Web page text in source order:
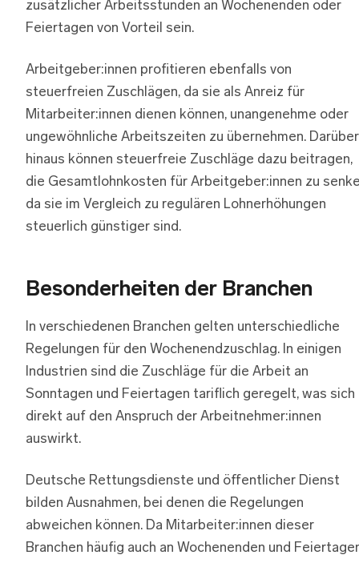
zusätzlicher Arbeitsstunden an Wochenenden oder
Feiertagen von Vorteil sein.
Arbeitgeber:innen profitieren ebenfalls von
steuerfreien Zuschlägen, da sie als Anreiz für
Mitarbeiter:innen dienen können, unangenehme oder
ungewöhnliche Arbeitszeiten zu übernehmen. Darüber
hinaus können steuerfreie Zuschläge dazu beitragen,
die Gesamtlohnkosten für Arbeitgeber:innen zu
da sie im Vergleich zu regulären Lohnerhöhungen
steuerlich günstiger sind.
Besonderheiten der Branchen
In verschiedenen Branchen gelten unterschiedliche
Regelungen für den Wochenendzuschlag. In einigen
Industrien sind die Zuschläge für die Arbeit an
Sonntagen und Feiertagen tariflich geregelt, was sich
direkt auf den Anspruch der Arbeitnehmer:innen
auswirkt.
Deutsche Rettungsdienste und öffentlicher Dienst
bilden Ausnahmen, bei denen die Regelungen
abweichen können. Da Mitarbeiter:innen dieser
Branchen häufig auch an Wochenenden und